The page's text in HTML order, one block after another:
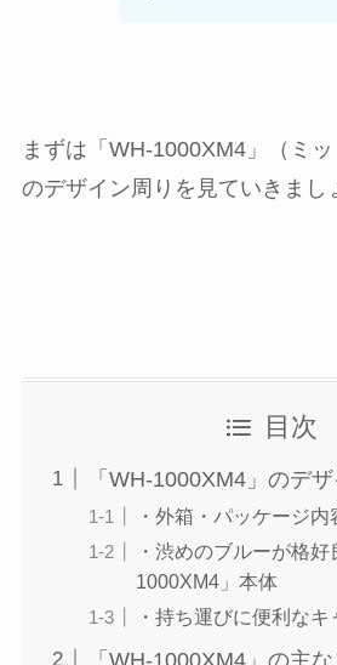
まずは「WH-1000XM4」（ミッ
のデザイン周りを見ていきまし
目次
「WH-1000XM4」のデ
・外箱・パッケージ内
・渋めのブルーが格
1000XM4」本体
・持ち運びに便利な
「WH-1000XM4」の主